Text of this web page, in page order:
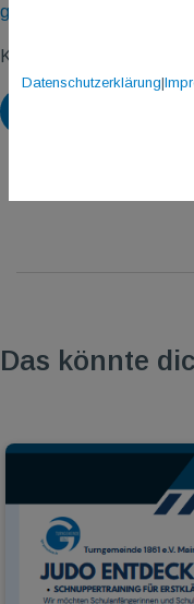
gonsenheim.de/esports
Kontakt: esport@tgm-
Das könnte
Datenschutzerklärung|